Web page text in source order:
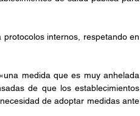
internos, respetando en
medida que es muy anhelada
de que los establecimientos
de adoptar medidas ante